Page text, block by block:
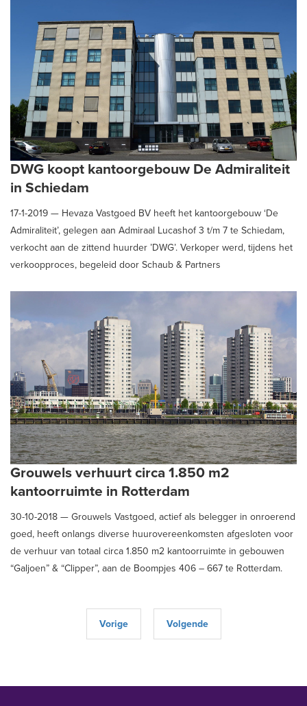
DWG koopt kantoorgebouw De Admiraliteit
in Schiedam
17-1-2019 — Hevaza Vastgoed BV heeft het kantoorgebouw ‘De
Admiraliteit’, gelegen aan Admiraal Lucashof 3 t/m 7 te Schiedam,
verkocht aan de zittend huurder ’DWG’. Verkoper werd, tijdens het
verkoopproces, begeleid door Schaub & Partners
Grouwels verhuurt circa 1.850 m2
kantoorruimte in Rotterdam
30-10-2018 — Grouwels Vastgoed, actief als belegger in onroerend
goed, heeft onlangs diverse huurovereenkomsten afgesloten voor
de verhuur van totaal circa 1.850 m2 kantoorruimte in gebouwen
“Galjoen” & “Clipper”, aan de Boompjes 406 – 667 te Rotterdam.
huurovereenkomsten.Vorige Volgende